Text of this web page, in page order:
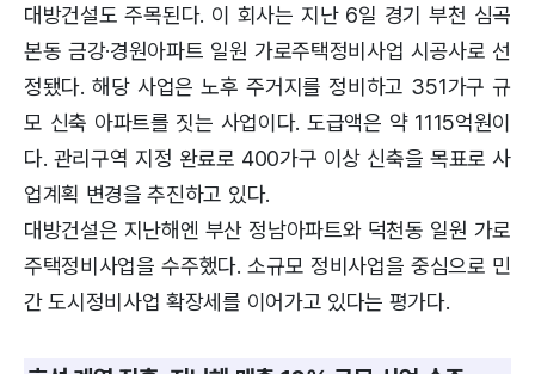
대방건설도 주목된다. 이 회사는 지난 6일 경기 부천 심곡
본동 금강·경원아파트 일원 가로주택정비사업 시공사로 선
정됐다. 해당 사업은 노후 주거지를 정비하고 351가구 규
모 신축 아파트를 짓는 사업이다. 도급액은 약 1115억원이
다. 관리구역 지정 완료로 400가구 이상 신축을 목표로 사
업계획 변경을 추진하고 있다.
대방건설은 지난해엔 부산 정남아파트와 덕천동 일원 가로
주택정비사업을 수주했다. 소규모 정비사업을 중심으로 민
간 도시정비사업 확장세를 이어가고 있다는 평가다.